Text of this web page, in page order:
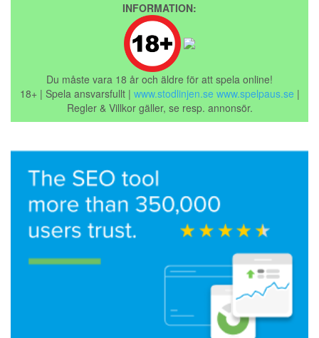
INFORMATION:
Du måste vara 18 år och äldre för att spela online!
18+ | Spela ansvarsfullt | www.stodlinjen.se www.spelpaus.se |
Regler & Villkor gäller, se resp. annonsör.